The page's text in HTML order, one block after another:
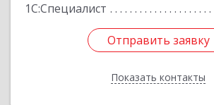
1С:Специалист
Отправить заявку
Показать контакты
Отправить заявку
Назад